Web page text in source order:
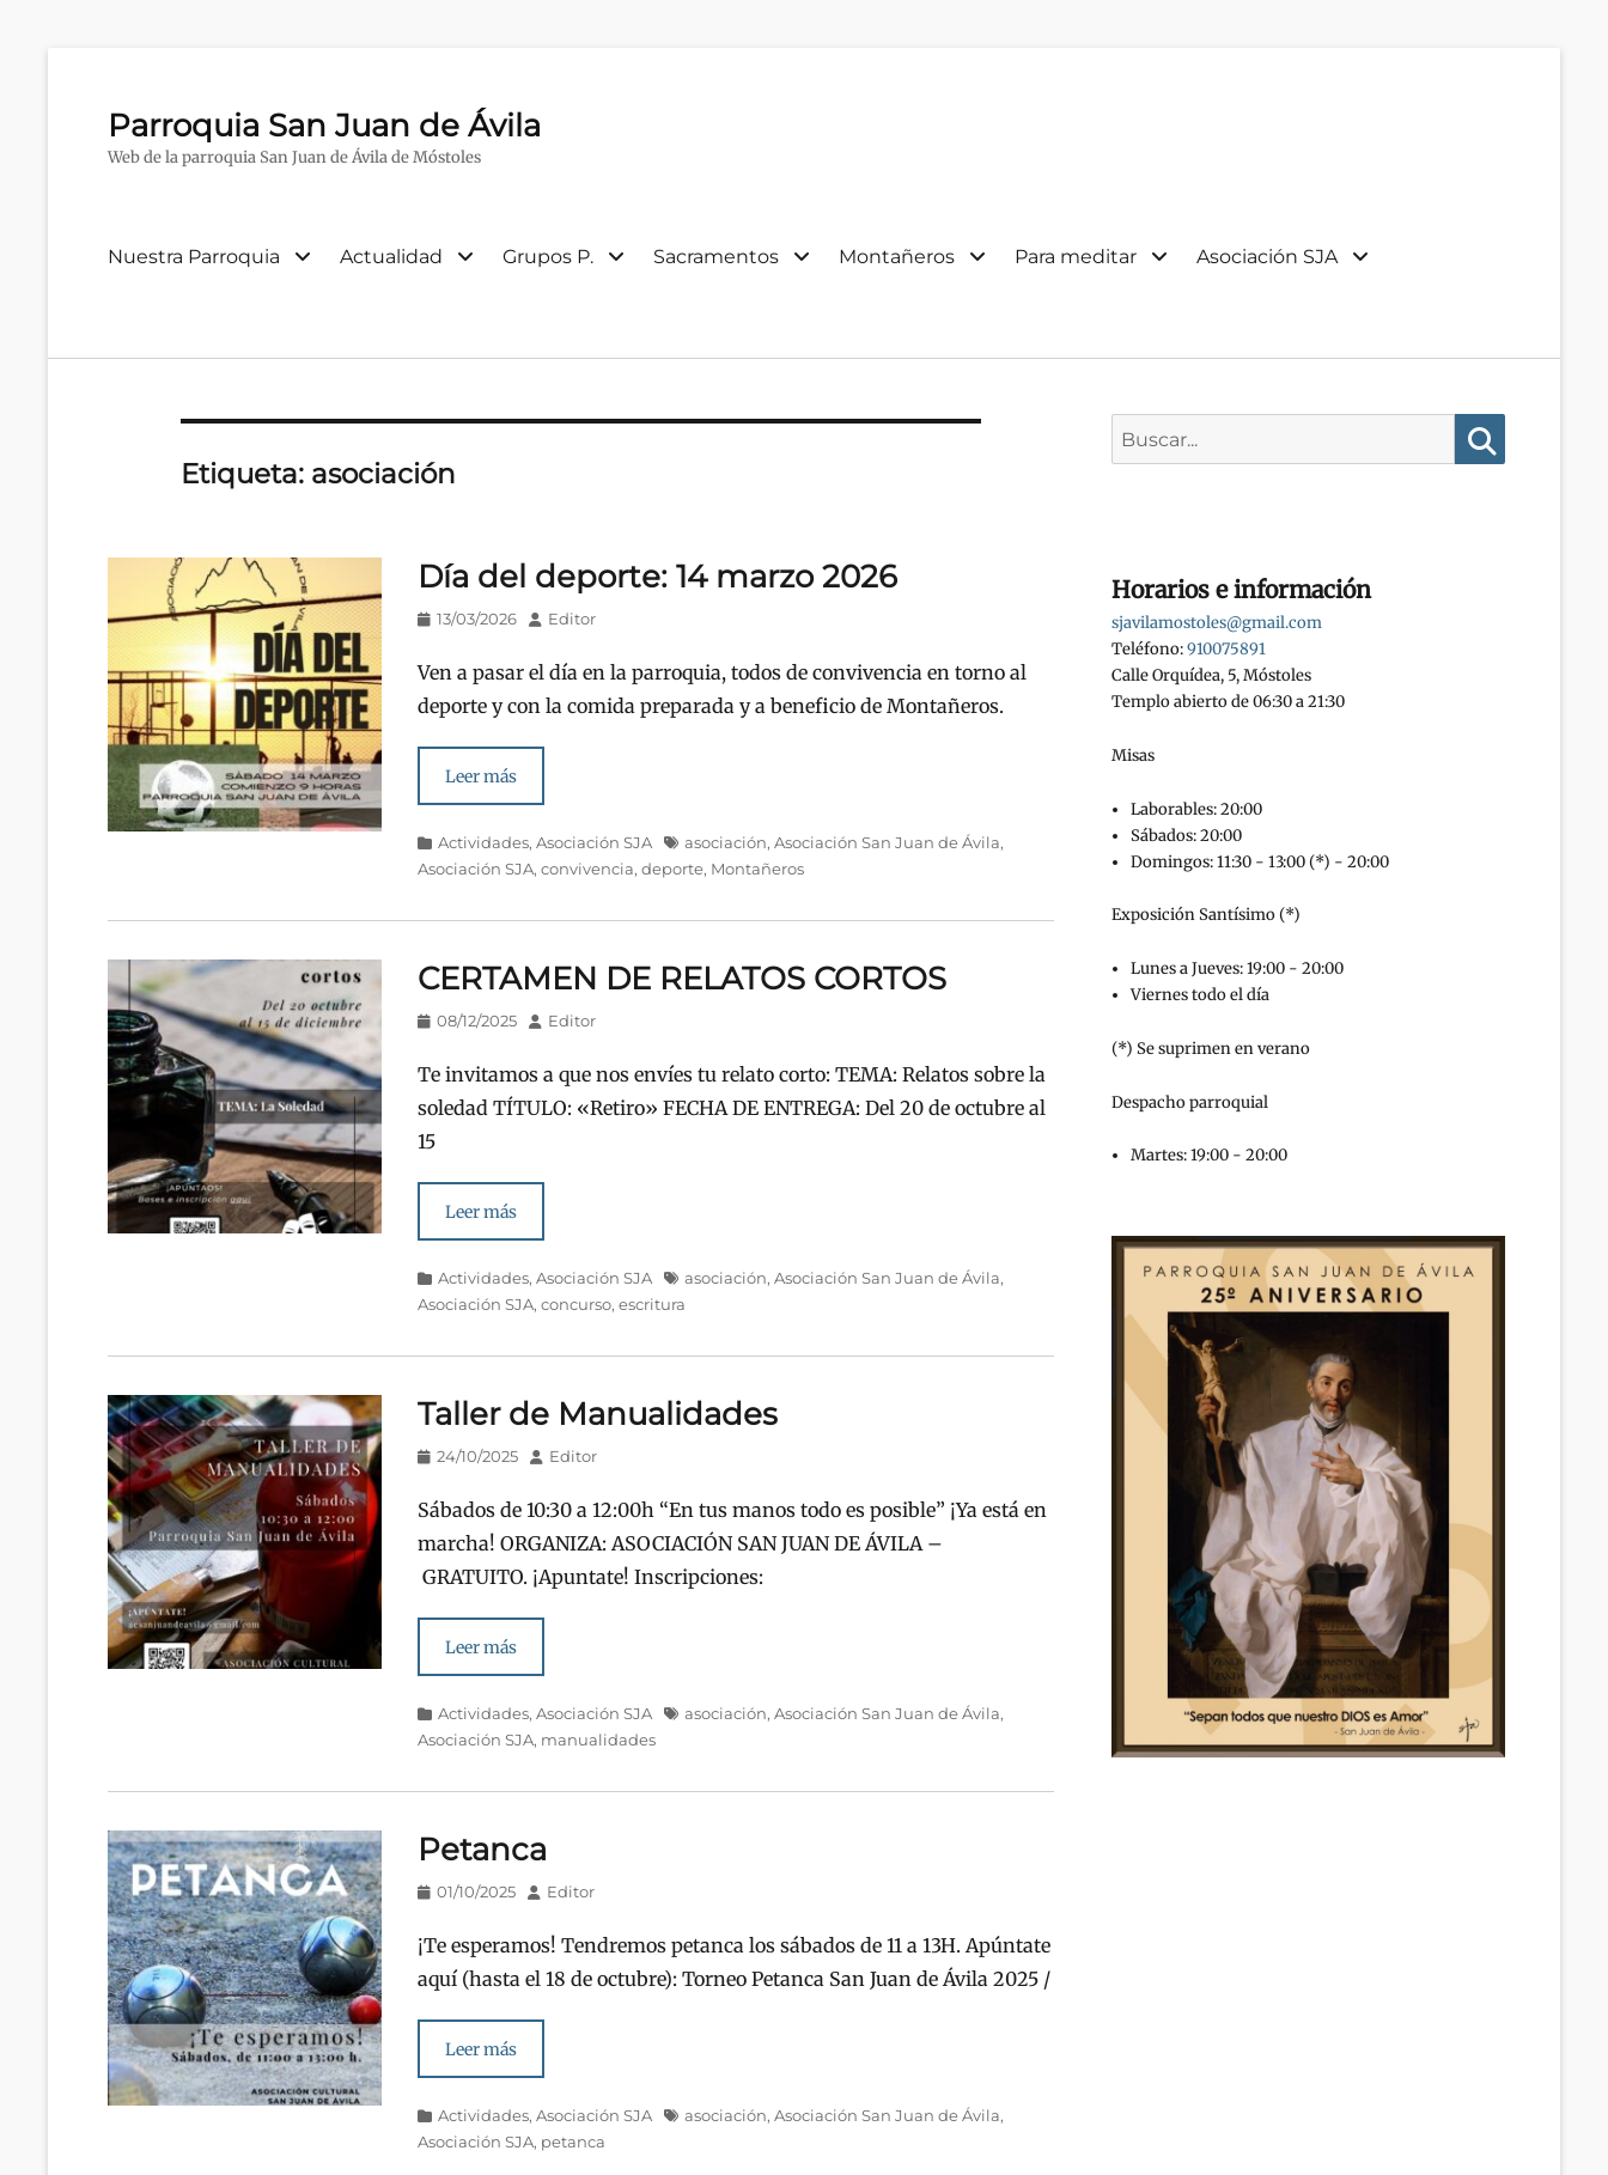
Parroquia San Juan de Ávila
Web de la parroquia San Juan de Ávila de Móstoles
Menú
Nuestra Parroquia Actualidad Grupos P. Sacramentos Montañeros Para meditar Asociación SJA
Etiqueta: asociación
Día del deporte: 14 marzo 2026
Publicado
13/03/2026 AutorEditor
Ven a pasar el día en la parroquia, todos de convivencia en torno al
deporte y con la comida preparada y a beneficio de Montañeros.
Leer más
Categorías
Actividades,Asociación SJA Etiquetas
asociación,Asociación San Juan de Ávila,
Asociación SJA,convivencia,deporte, Montañeros
CERTAMEN DE RELATOS CORTOS
Publicado
08/12/2025 AutorEditor
Te invitamos a que nos envíes tu relato corto: TEMA: Relatos sobre la
soledad TÍTULO: «Retiro» FECHA DE ENTREGA: Del 20 de octubre al
15
Leer más
Categorías
Actividades,Asociación SJA Etiquetas
asociación,Asociación San Juan de Ávila,
Asociación SJA,concurso,escritura
Taller de Manualidades
Publicado
24/10/2025 AutorEditor
Sábados de 10:30 a 12:00h “En tus manos todo es posible” ¡Ya está en
marcha! ORGANIZA: ASOCIACIÓN SAN JUAN DE ÁVILA –
GRATUITO. ¡Apuntate! Inscripciones:
Leer más
Categorías
Actividades,Asociación SJA Etiquetas
asociación,Asociación San Juan de Ávila,
Asociación SJA, manualidades
Petanca
Publicado
01/10/2025 AutorEditor
¡Te esperamos! Tendremos petanca los sábados de 11 a 13H. Apúntate
aquí (hasta el 18 de octubre): Torneo Petanca San Juan de Ávila 2025 /
Leer más
Categorías
Actividades,Asociación SJA Etiquetas
asociación,Asociación San Juan de Ávila,
Asociación SJA, petanca
Horarios e información
sjavilamostoles@gmail.com
Teléfono:910075891
Calle Orquídea, 5, Móstoles
Templo abierto de 06:30 a 21:30
Misas
Laborables: 20:00
Sábados: 20:00
Domingos: 11:30 - 13:00 (*) - 20:00
Exposición Santísimo (*)
Lunes a Jueves: 19:00 - 20:00
Viernes todo el día
(*) Se suprimen en verano
Despacho parroquial
Martes: 19:00 - 20:00